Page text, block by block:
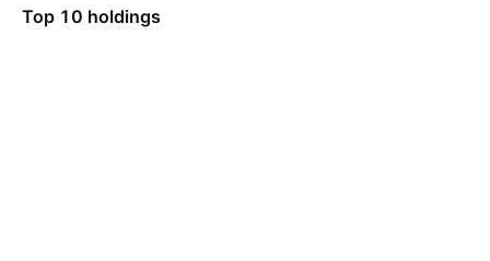
Top 10 holdings